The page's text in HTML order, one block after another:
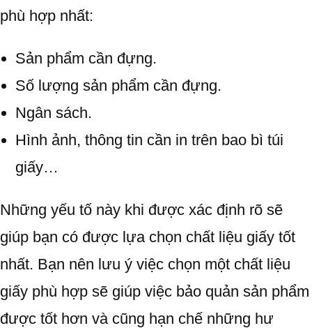
phù hợp nhất:
Sản phẩm cần đựng.
Số lượng sản phẩm cần đựng.
Ngân sách.
Hình ảnh, thông tin cần in trên bao bì túi
giấy…
Những yếu tố này khi được xác định rõ sẽ
giúp bạn có được lựa chọn chất liệu giấy tốt
nhất. Bạn nên lưu ý việc chọn một chất liệu
giấy phù hợp sẽ giúp việc bảo quản sản phẩm
được tốt hơn và cũng hạn chế những hư